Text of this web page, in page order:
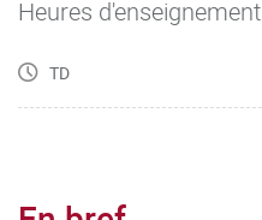
Heures d'enseignement
TD